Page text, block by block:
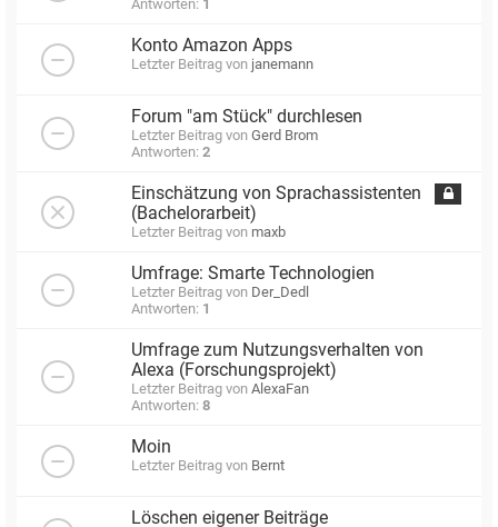
Antworten: 1
Konto Amazon Apps
Letzter Beitrag von janemann
Forum "am Stück" durchlesen
Letzter Beitrag von Gerd Brom
Antworten: 2
Einschätzung von Sprachassistenten
(Bachelorarbeit)
Letzter Beitrag von maxb
Umfrage: Smarte Technologien
Letzter Beitrag von Der_Dedl
Antworten: 1
Umfrage zum Nutzungsverhalten von
Alexa (Forschungsprojekt)
Letzter Beitrag von AlexaFan
Antworten: 8
Moin
Letzter Beitrag von Bernt
Löschen eigener Beiträge